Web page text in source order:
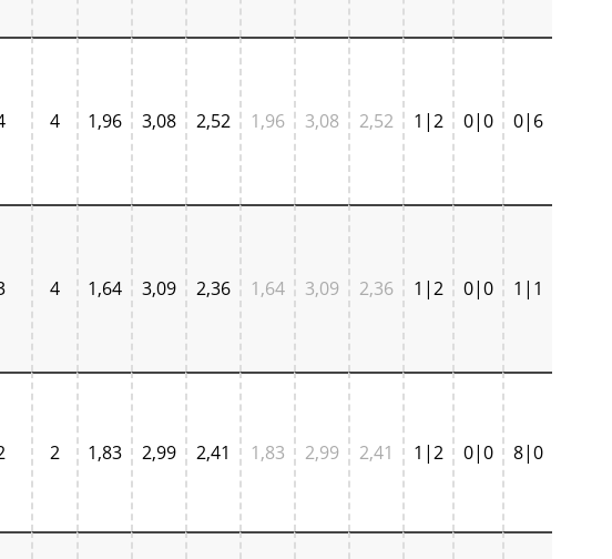
4 1,96 3,08 2,52 1,96 3,08 2,52 1|2 0|0 0|6
4 1,64 3,09 2,36 1,64 3,09 2,36 1|2 0|0 1|1
2 1,83 2,99 2,41 1,83 2,99 2,41 1|2 0|0 8|0